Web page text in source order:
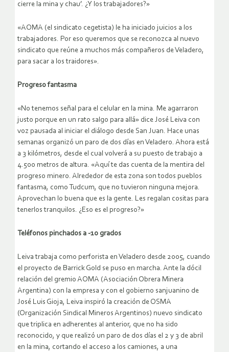
cierre la mina y chau’. ¿Y los trabajadores?»
«AOMA (el sindicato cegetista) le ha iniciado juicios a los
trabajadores. Por eso queremos que se reconozca al nuevo
sindicato que reúne a muchos más compañeros de Veladero,
para sacar a los traidores».
Progreso fantasma
«No tenemos señal para el celular en la mina. Me agarraron
justo porque en un rato salgo para allá» dice José Leiva con
voz pausada al iniciar el diálogo desde San Juan. Hace unas
semanas organizó un paro de dos días en Veladero. Ahora está
a 3 kilómetros, desde el cual volverá a su puesto de trabajo a
4.500 metros de altura. «Aquí te das cuenta de la mentira del
progreso minero. Alrededor de esta zona son todos pueblos
fantasma, como Tudcum, que no tuvieron ninguna mejora.
Aprovechan lo buena que es la gente. Les regalan cositas para
tenerlos tranquilos. ¿Eso es el progreso?»
Teléfonos pinchados a -10 grados
Leiva trabaja como perforista en Veladero desde 2005, cuando
el proyecto de Barrick Gold se puso en marcha. Ante la dócil
relación del gremio AOMA (Asociación Obrera Minera
Argentina) con la empresa y con el gobierno sanjuanino de
José Luis Gioja, Leiva inspiró la creación de OSMA
(Organización Sindical Mineros Argentinos) nuevo sindicato
que triplica en adherentes al anterior, que no ha sido
reconocido, y que realizó un paro de dos días el 2 y 3 de abril
en la mina, cortando el acceso a los camiones, a una